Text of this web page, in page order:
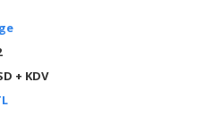
+ KDV